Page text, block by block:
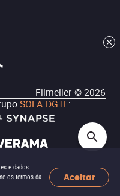
e dados
os termos da
Aceitar
Filmelier ©2026
SOFA DGTL: